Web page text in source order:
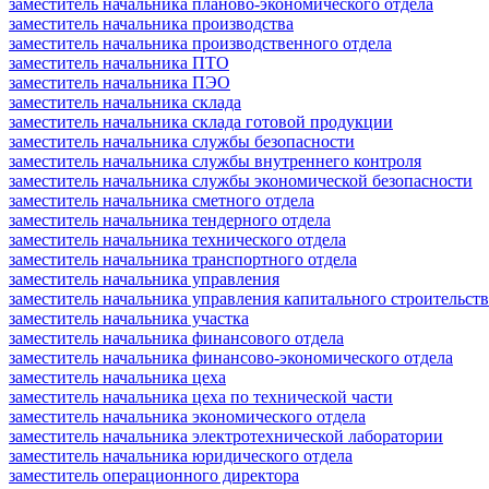
заместитель начальника производства
заместитель начальника производственного отдела
заместитель начальника ПТО
заместитель начальника ПЭО
заместитель начальника склада
заместитель начальника склада готовой продукции
заместитель начальника службы безопасности
заместитель начальника службы внутреннего контроля
заместитель начальника службы экономической безопасности
заместитель начальника сметного отдела
заместитель начальника тендерного отдела
заместитель начальника технического отдела
заместитель начальника транспортного отдела
заместитель начальника управления
заместитель начальника управления капитального
заместитель начальника участка
заместитель начальника финансового отдела
заместитель начальника финансово-экономического отдела
заместитель начальника цеха
заместитель начальника цеха по технической части
заместитель начальника экономического отдела
заместитель начальника электротехнической лаборатории
заместитель начальника юридического отдела
заместитель операционного директора